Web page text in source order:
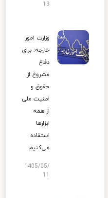
13
وزارت امور
خارجه: برای
دفاع
مشروع از
حقوق و
امنیت ملی
از همه
ابزارها
استفاده
می‌کنیم
1405/05/